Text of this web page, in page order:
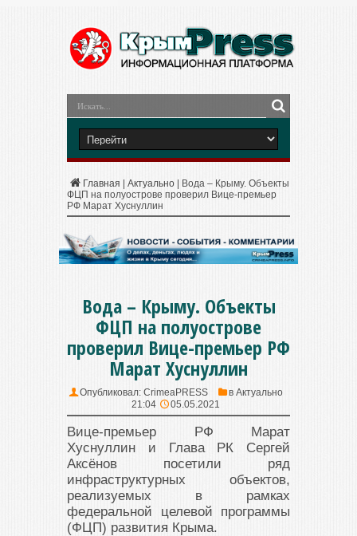
Главная Актуально
Вода – Крыму. Объекты
ФЦП на полуострове проверил Вице-премьер
РФ Марат Хуснуллин
Вода – Крыму. Объекты
ФЦП на полуострове
проверил Вице-премьер РФ
Марат Хуснуллин
Опубликовал: CrimeaPRESS в Актуально
21:04
05.05.2021
Вице-премьер РФ Марат
Хуснуллин и Глава РК Сергей
Аксёнов посетили ряд
инфраструктурных объектов,
реализуемых в рамках
федеральной целевой программы
(ФЦП) развития Крыма.